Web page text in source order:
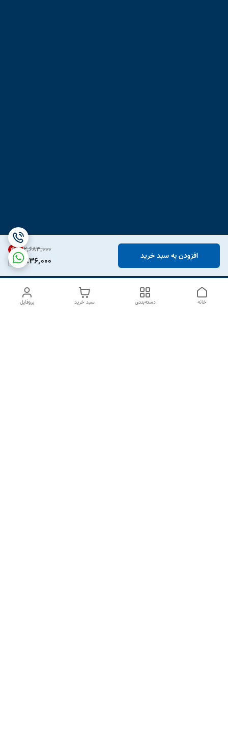
۲٬۶۸۳٬۰۰۰ 31%
1,836,000 افزودن به سبد خرید
پروفایل سبد خرید دسته‌بندی خانه